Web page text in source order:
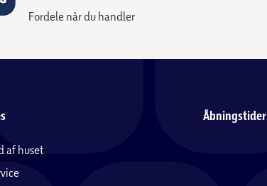
Fordele når du handler
af huset
Åbningstider